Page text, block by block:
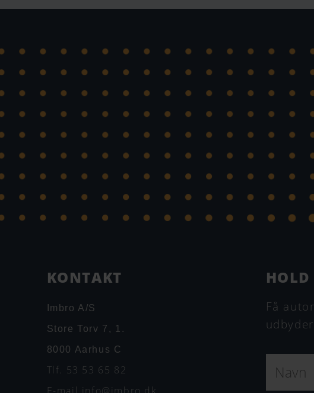
KONTAKT
Imbro A/S
Store Torv 7, 1.
8000 Aarhus C
Tlf. 53 53 65 82
HOLD
Få
v